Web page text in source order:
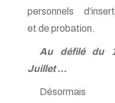
personnels
et de probation.
Au défilé du
Juillet …
Désormais